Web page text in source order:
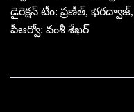
డైరెక్షన్ టీం: ప్రణీత్,
పీఆర్వో: వంశీ శేఖర్